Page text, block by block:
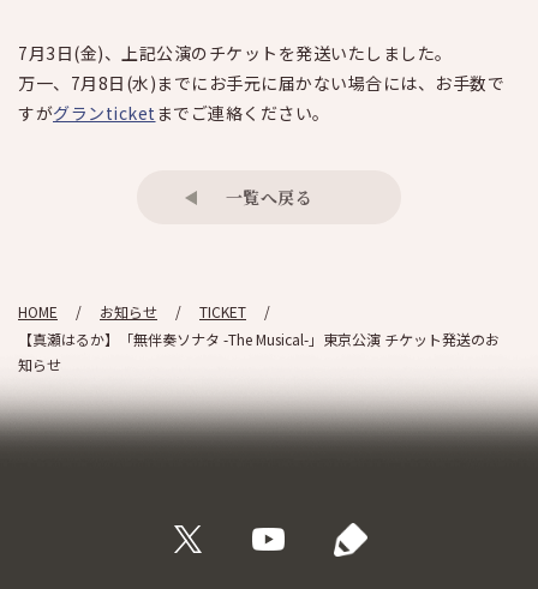
7月3日(金)、上記公演のチケットを発送いたしました。
万一、7月8日(水)までにお手元に届かない場合には、お手数で
すがグランticket までご連絡ください。
一覧へ戻る
HOME お知らせ
TICKET
【真瀬はるか】「無伴奏ソナタ -The Musical-」東京公演 チケット発送のお
知らせ